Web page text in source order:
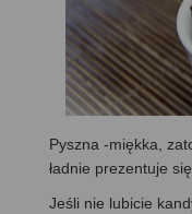
Pyszna -miękka,
ładnie prezentuje
Jeśli nie lubicie